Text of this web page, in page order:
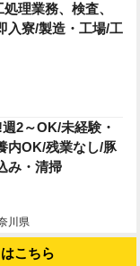
理業務、検査、
入寮/製造・工場/工
2～OK/未経験・
内OK/残業なし/豚
み・清掃
川県
こちら